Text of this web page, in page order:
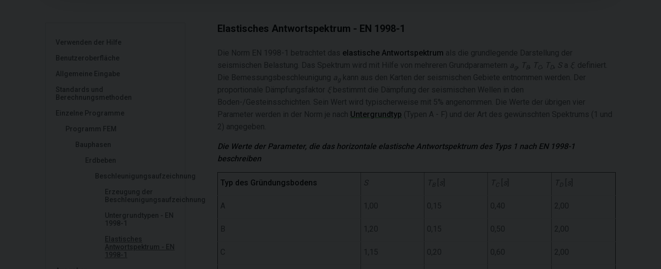
Verwenden der Hilfe
Benutzeroberfläche
Allgemeine Eingabe
Standards und
Berechnungsmethoden
Einzelne Programme
Programm FEM
Bauphasen
Erdbeben
Beschleunigungsaufzeichnung
Erzeugung der
Beschleunigungsaufzeichnung
Untergrundtypen - EN
1998-1
Elastisches
Antwortspektrum - EN
1998-1
Elastisches Antwortspektrum - EN 1998-1
Die Norm EN 1998-1 betrachtet das elastische Antwortspektrum als die grundlegende Darstellung der
seismischen Belastung. Das Spektrum wird mit Hilfe von mehreren Grundparametern ag, TB, T C , TD , S a ξ . definiert.
Die Bemessungsbeschleunigung ag kann aus den Karten der seismischen Gebiete entnommen werden. Der
proportionale Dämpfungsfaktor ξ bestimmt die Dämpfung der seismischen Wellen in den
Boden-/Gesteinsschichten. Sein Wert wird typischerweise mit 5% angenommen. Die Werte der übrigen vier
Parameter werden in der Norm je nach Untergrundtyp (Typen A - F) und der Art des gewünschten Spektrums (1 und
2) angegeben.
Die Werte der Parameter, die das horizontale elastische Antwortspektrum des Typs 1 nach EN 1998-1
beschreiben
Typ des Gründungsbodens S TB[ s T s TD s
A 1,00 0,15 0,40 2,00
B 1,20 0,15 0,50 2,00
C 1,15 0,20 0,60 2,00